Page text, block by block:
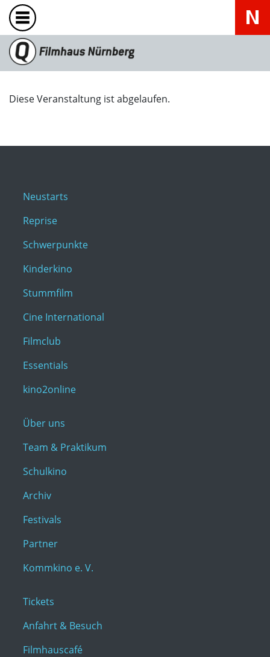
Diese Veranstaltung ist abgelaufen.
Neustarts
Reprise
Schwerpunkte
Kinderkino
Stummfilm
Cine International
Filmclub
Essentials
kino2online
Über uns
Team & Praktikum
Schulkino
Archiv
Festivals
Partner
Kommkino e. V.
Tickets
Anfahrt & Besuch
Filmhauscafé